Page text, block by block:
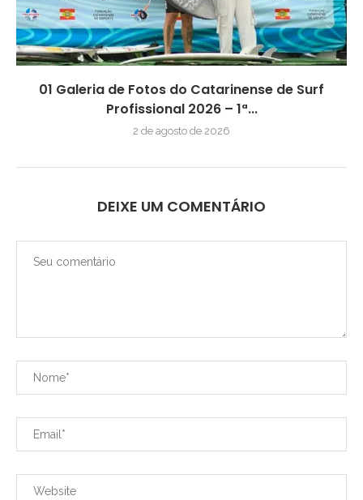
01 Galeria de Fotos do Catarinense de Surf
Profissional 2026 – 1ª...
2 de agosto de 2026
DEIXE UM COMENTÁRIO